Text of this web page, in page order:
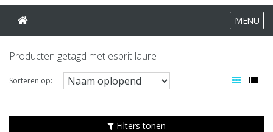
MENU
Producten getagd met esprit laure
Sorteren op:
Filters tonen